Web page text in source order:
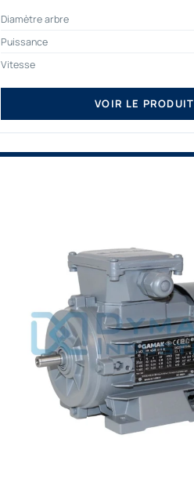
proposons exclusivement des...
Diamètre arbre
Puissance
Vitesse
VOIR LE PRODUIT